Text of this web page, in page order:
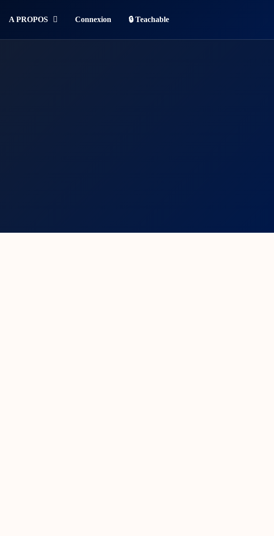
A PROPOS Connexion 🔒 Teachable